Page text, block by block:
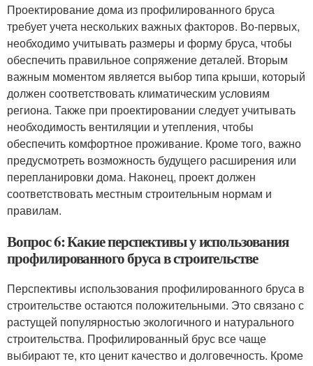
Проектирование дома из профилированного бруса
требует учета нескольких важных факторов. Во-первых,
необходимо учитывать размеры и форму бруса, чтобы
обеспечить правильное сопряжение деталей. Вторым
важным моментом является выбор типа крыши, который
должен соответствовать климатическим условиям
региона. Также при проектировании следует учитывать
необходимость вентиляции и утепления, чтобы
обеспечить комфортное проживание. Кроме того, важно
предусмотреть возможность будущего расширения или
перепланировки дома. Наконец, проект должен
соответствовать местным строительным нормам и
правилам.
Вопрос 6: Какие перспективы у использования
профилированного бруса в строительстве
Перспективы использования профилированного бруса в
строительстве остаются положительными. Это связано с
растущей популярностью экологичного и натурального
строительства. Профилированный брус все чаще
выбирают те, кто ценит качество и долговечность. Кроме